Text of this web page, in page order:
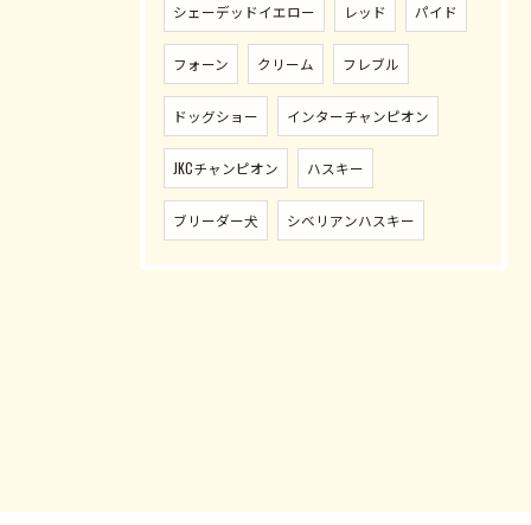
シェーデッドイエロー レッド パイド
フォーン クリーム フレブル
ドッグショー インターチャンピオン
JKCチャンピオン ハスキー
ブリーダー犬 シベリアンハスキー